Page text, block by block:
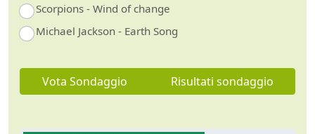
Scorpions - Wind of change
Michael Jackson - Earth Song
Vota Sondaggio Risultati sondaggio